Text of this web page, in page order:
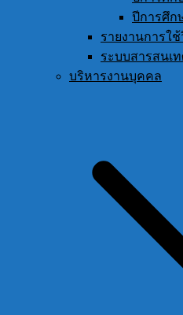
ปีการศึก
รายงานการใช้
ระบบสารสนเ
บริหารงานบุคคล